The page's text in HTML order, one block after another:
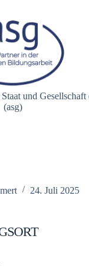
und Gesellschaft
(asg)
24. Juli 2025